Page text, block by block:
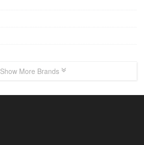
Show More Brands